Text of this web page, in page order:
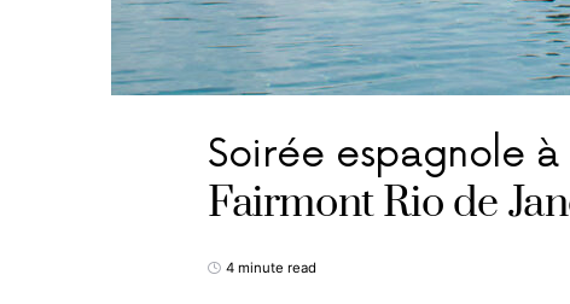
Soirée espagnole à
Fairmont Rio de
4 minute read